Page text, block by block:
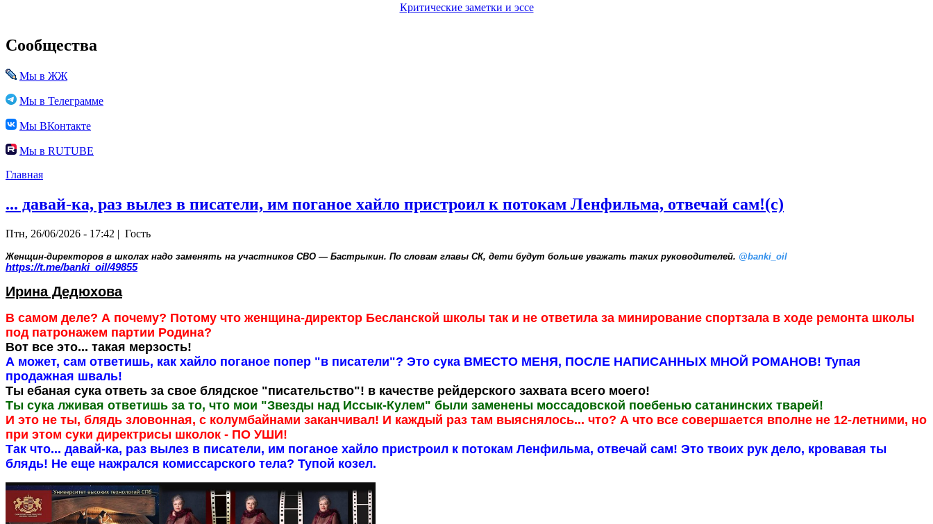
Критические заметки и эссе
Сообщества
Мы в ЖЖ
Мы в Телеграмме
Мы ВКонтакте
Мы в RUTUBE
Главная
... давай-ка, раз вылез в писатели, им поганое хайло пристроил к потокам Ленфильма, отвечай сам!(с)
Птн, 26/06/2026 - 17:42 | Гость
Женщин-директоров в школах надо заменять на участников СВО — Бастрыкин. По словам главы СК, дети будут больше уважать таких руководителей. @banki_oil
https://t.me/banki_oil/49855
Ирина Дедюхова
В самом деле? А почему? Потому что женщина-директор Бесланской школы так и не ответила за минирование спортзала в ходе ремонта школы
под патронажем партии Родина?
Вот все это... такая мерзость!
А может, сам ответишь, как хайло поганое попер "в писатели"? Это сука ВМЕСТО МЕНЯ, ПОСЛЕ НАПИСАННЫХ МНОЙ РОМАНОВ! Тупая
продажная шваль!
Ты ебаная сука ответь за свое блядское "писательство"! в качестве рейдерского захвата всего моего!
Ты сука лживая ответишь за то, что мои "Звезды над Иссык-Кулем" были заменены моссадовской поебенью сатанинских тварей!
И это не ты, блядь зловонная, с колумбайнами заканчивал! И каждый раз там выяснялось... что? А что все совершается вполне не 12-летними, но
при этом суки директрисы школок - ПО УШИ!
Так что... давай-ка, раз вылез в писатели, им поганое хайло пристроил к потокам Ленфильма, отвечай сам! Это твоих рук дело, кровавая ты
блядь! Не еще нажрался комиссарского тела? Тупой козел.